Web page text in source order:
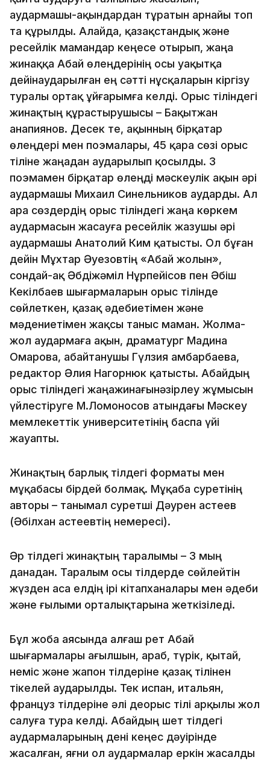
аудармашы-ақындардан тұратын арнайы топ
та құрылды. Алайда, қазақстандық және
ресейлік мамандар кеңесе отырып, жаңа
жинаққа Абай өлеңдерінің осы уақытқа
дейінаударылған ең сәтті нұсқаларын кіргізу
туралы ортақ ұйғарымға келді. Орыс тіліндегі
жинақтың құрастырушысы – Бақытжан
Қанапиянов. Десек те, ақынның бірқатар
өлеңдері мен поэмалары, 45 қара сөзі орыс
тіліне жаңадан аударылып қосылды. 3
поэмамен бірқатар өлеңді мәскеулік ақын әрі
аудармашы Михаил Синельников аударды. Ал
Қара сөздердің орыс тіліндегі жаңа көркем
аудармасын жасауға ресейлік жазушы әрі
аудармашы Анатолий Ким қатысты. Ол бұған
дейін Мұхтар Әуезовтің «Абай жолын»,
сондай-ақ Әбдіжәміл Нұрпейісов пен Әбіш
Кекілбаев шығармаларын орыс тілінде
сөйлеткен, қазақ әдебиетімен және
мәдениетімен жақсы таныс маман. Жолма-
жол аудармаға ақын, драматург Мадина
Омарова, абайтанушы Гүлзия Қамбарбаева,
редактор Әлия Нагорнюк қатысты. Абайдың
орыс тіліндегі жаңажинағынәзірлеу жұмысын
үйлестіруге М.Ломоно­сов атындағы Мәскеу
мемлекеттік универси­те­тінің баспа үйі
жауапты.
Жинақтың барлық тілдегі форматы мен
мұқабасы бірдей болмақ. Мұқаба суретінің
авторы – танымал суретші Дәурен Қастеев
(Әбілхан Қастеевтің немересі).
Әр тілдегі жинақтың таралымы – 3 мың
данадан. Таралым осы тілдерде сөйлейтін
жүзден аса елдің ірі кітапханалары мен әдеби
және ғылыми орталықтарына жеткізіледі.
Бұл жоба аясында алғаш рет Абай
шығармалары ағылшын, араб, түрік, қытай,
неміс және жапон тілдеріне қазақ тілінен
тікелей аударылды. Тек испан, итальян,
француз тілдеріне әлі деорыс тілі арқылы жол
салуға тура келді. Абайдың шет тілдегі
аудармаларының дені кеңес дәуірінде
жасалған, яғни ол аудармалар еркін жасалды